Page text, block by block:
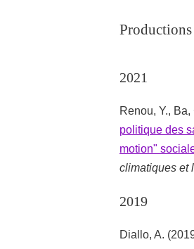
2021
Renou, Y.,
politique des
motion"
climatiques et
2019
Diallo, A.